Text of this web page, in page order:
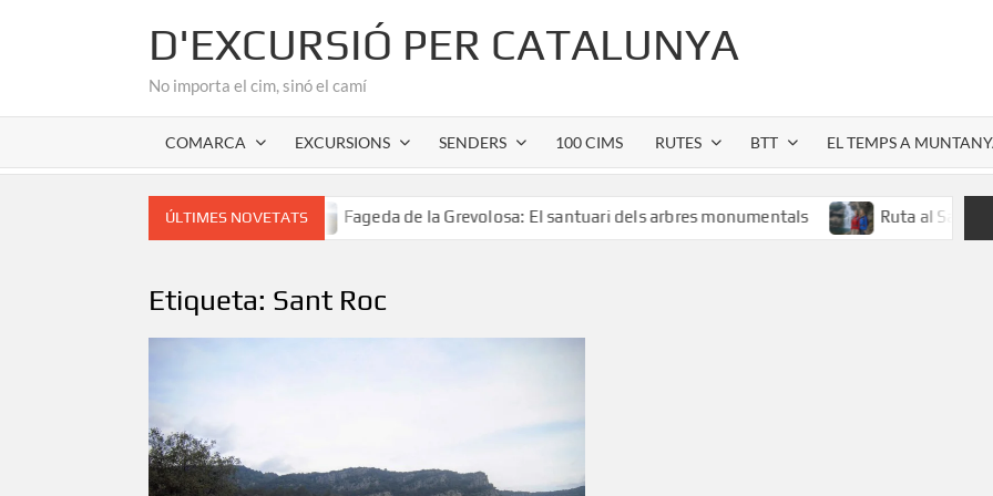
D'EXCURSIÓ PER CATALUNYA
No importa el cim, sinó el camí
COMARCA EXCURSIONS SENDERS 100 CIMS RUTES BTT EL TEMPS A
ÚLTIMES NOVETATS
de l’Alta Garrotxa Fageda de la Grevolosa: El santuari dels arbres monumentals Ruta al Salt de Sallent:
Etiqueta: Sant Roc